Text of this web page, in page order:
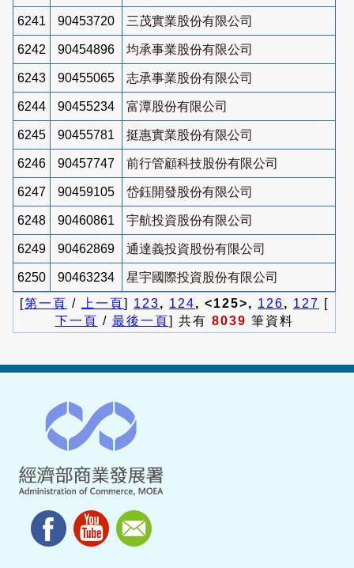
6241 90453720 三茂實業股份有限公司
6242 90454896 均承事業股份有限公司
6243 90455065 志承事業股份有限公司
6244 90455234 富潭股份有限公司
6245 90455781 挺惠實業股份有限公司
6246 90457747 前行管顧科技股份有限公司
6247 90459105 岱鈺開發股份有限公司
6248 90460861 宇航投資股份有限公司
6249 90462869 通達義投資股份有限公司
6250 90463234
星宇國際投資股份有限公司
[第一頁 / 上一頁] 123, 124, <125>, 126, 127 [
下一頁 / 最後一頁] 共有 8039 筆資料